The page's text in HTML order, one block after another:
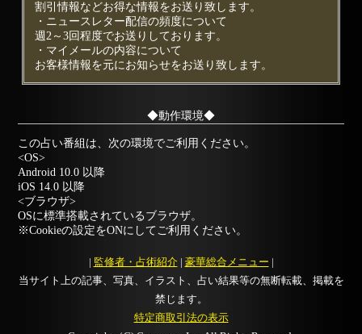
割引情報などお得な情報をお送り致します。
・ニュースレター配信の頻度について
週2～3回程度でお送りしております。
・マイメールの内容について
お客様情報を元にお知らせをお送り致します。
◆動作環境◆
この占い番組は、次の環境でご利用ください。
<OS>
Android 10.0 以降
iOS 14.0 以降
<ブラウザ>
OSに標準搭載されているブラウザ。
※Cookieの設定をONにしてご利用ください。
| 監修者・占術紹介 | 豪華総合メニュー |
当サイト上の記事、写真、イラスト、占い結果等の無断転載、掲載を
禁じます。
特定商取引法の表示